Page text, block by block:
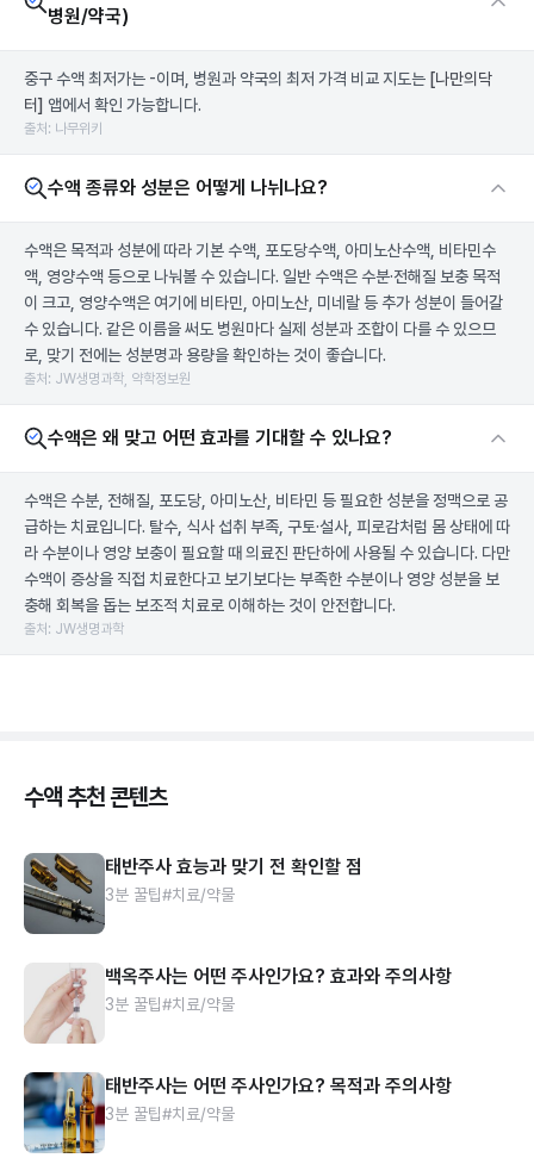
병원/약국)
중구 수액 최저가는 -이며, 병원과 약국의 최저 가격 비교 지도는 [나만의닥
터] 앱에서 확인 가능합니다.
출처: 나무위키
수액 종류와 성분은 어떻게 나뉘나요?
수액은 목적과 성분에 따라 기본 수액, 포도당수액, 아미노산수액, 비타민수
액, 영양수액 등으로 나눠볼 수 있습니다. 일반 수액은 수분·전해질 보충 목적
이 크고, 영양수액은 여기에 비타민, 아미노산, 미네랄 등 추가 성분이 들어갈
수 있습니다. 같은 이름을 써도 병원마다 실제 성분과 조합이 다를 수 있으므
로, 맞기 전에는 성분명과 용량을 확인하는 것이 좋습니다.
출처: JW생명과학, 약학정보원
수액은 왜 맞고 어떤 효과를 기대할 수 있나요?
수액은 수분, 전해질, 포도당, 아미노산, 비타민 등 필요한 성분을 정맥으로 공
급하는 치료입니다. 탈수, 식사 섭취 부족, 구토·설사, 피로감처럼 몸 상태에 따
라 수분이나 영양 보충이 필요할 때 의료진 판단하에 사용될 수 있습니다. 다만
수액이 증상을 직접 치료한다고 보기보다는 부족한 수분이나 영양 성분을 보
충해 회복을 돕는 보조적 치료로 이해하는 것이 안전합니다.
출처: JW생명과학
수액 추천 콘텐츠
태반주사 효능과 맞기 전 확인할 점
3분 꿀팁#치료/약물
백옥주사는 어떤 주사인가요? 효과와 주의사항
3분 꿀팁#치료/약물
태반주사는 어떤 주사인가요? 목적과 주의사항
3분 꿀팁#치료/약물